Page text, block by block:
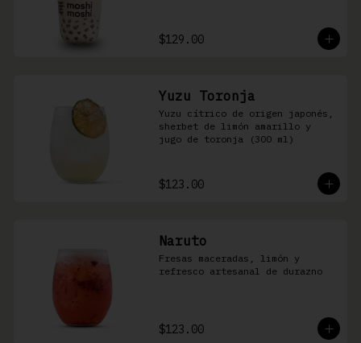
$129.00
Yuzu Toronja
Yuzu cítrico de origen japonés,
sherbet de limón amarillo y
jugo de toronja (300 ml)
$123.00
Naruto
Fresas maceradas, limón y
refresco artesanal de durazno
$123.00